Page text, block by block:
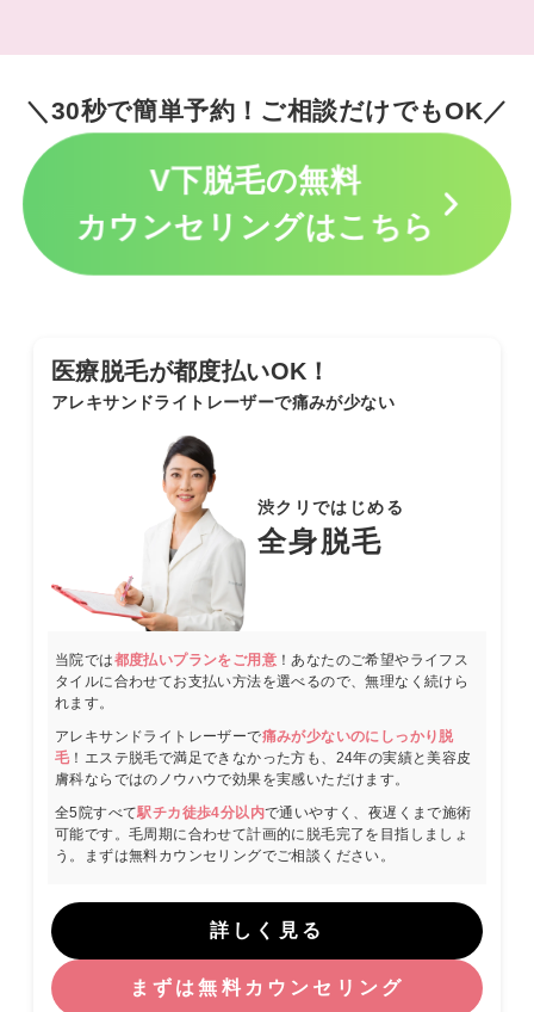
＼30秒で簡単予約！ご相談だけでもOK／
V下脱毛の無料
カウンセリングはこちら
医療脱毛が都度払いOK！
アレキサンドライトレーザーで痛みが少ない
渋クリではじめる
全身脱毛
当院では都度払いプランをご用意！あなたのご希望やライフス
タイルに合わせてお支払い方法を選べるので、無理なく続けら
れます。
アレキサンドライトレーザーで痛みが少ないのにしっかり脱
毛！エステ脱毛で満足できなかった方も、24年の実績と美容皮
膚科ならではのノウハウで効果を実感いただけます。
全5院すべて駅チカ徒歩4分以内で通いやすく、夜遅くまで施術
可能です。毛周期に合わせて計画的に脱毛完了を目指しましょ
う。まずは無料カウンセリングでご相談ください。
詳しく見る
まずは無料カウンセリング